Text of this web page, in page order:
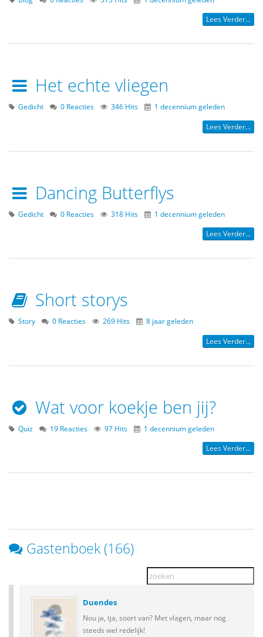
Lees Verder...
Het echte vliegen
Gedicht 0 Reacties 346 Hits 1 decennium geleden
Lees Verder...
Dancing Butterflys
Gedicht 0 Reacties 318 Hits 1 decennium geleden
Lees Verder...
Short storys
Story 0 Reacties 269 Hits 8 jaar geleden
Lees Verder...
Wat voor koekje ben jij?
Quiz 19 Reacties 97 Hits 1 decennium geleden
Lees Verder...
Gastenboek (166)
Duendes
Nou ja, tja, soort van? Met vlagen, maar nog
steeds wel redelijk!